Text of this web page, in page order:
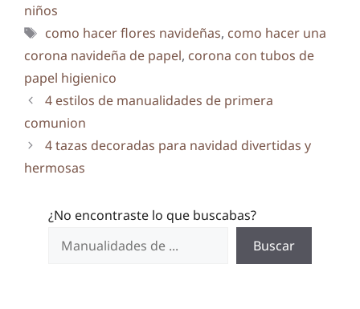
niños
Etiquetas
como hacer flores navideñas, como hacer una
corona navideña de papel, corona con tubos de
papel higienico
4 estilos de manualidades de primera
comunion
4 tazas decoradas para navidad divertidas y
hermosas
¿No encontraste lo que buscabas?
Buscar